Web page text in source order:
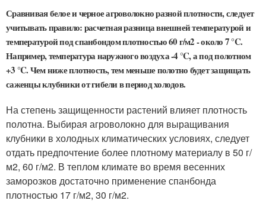
Сравнивая белое и черное агроволокно разной плотности, следует
учитывать правило: расчетная разница внешней температурой и
температурой под спанбондом плотностью 60 г/м2 - около 7 °C.
Например, температура наружного воздуха -4 °C, а под полотном
+3 °C. Чем ниже плотность, тем меньше полотно будет защищать
саженцы клубники от гибели в период холодов.
На степень защищенности растений влияет плотность
полотна. Выбирая агроволокно для выращивания
клубники в холодных климатических условиях, следует
отдать предпочтение более плотному материалу в 50 г/
м2, 60 г/м2. В теплом климате во время весенних
заморозков достаточно применение спанбонда
плотностью 17 г/м2, 30 г/м2.